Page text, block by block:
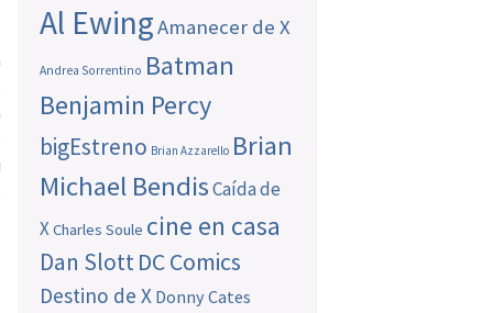
Al EwingAmanecer de X
Andrea Sorrentino Batman
Benjamin Percy
bigEstreno Brian Azzarello Brian
Michael BendisCaída de
XCharles Soule cine en casa
Dan SlottDC Comics
Destino de X Donny Cates